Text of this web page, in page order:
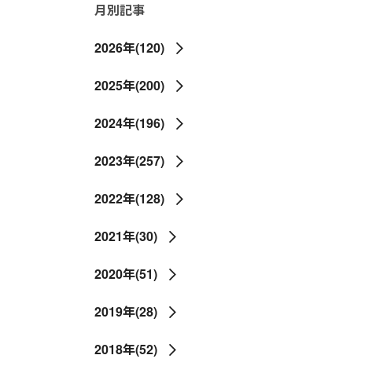
月別記事
2026年(120)
2025年(200)
2024年(196)
2023年(257)
2022年(128)
2021年(30)
2020年(51)
2019年(28)
2018年(52)